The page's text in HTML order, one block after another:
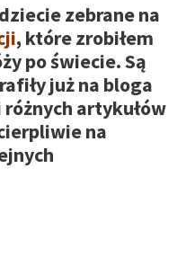
zebrane na
, które zrobiłem
po świecie. Są
już na bloga
artykułów
na